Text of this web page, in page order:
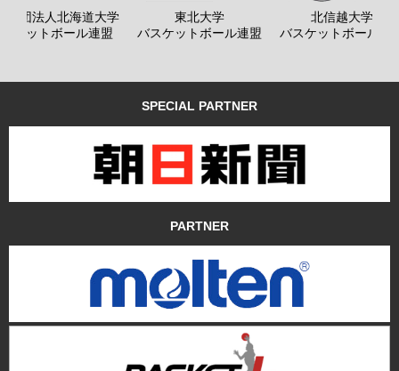
社団法人北海道大学
ケットボール連盟
東北大学
バスケットボール連盟
北信越大学
バスケットボール連
SPECIAL PARTNER
PARTNER